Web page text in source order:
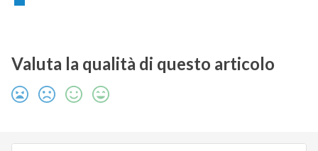
Valuta la qualità di questo articolo